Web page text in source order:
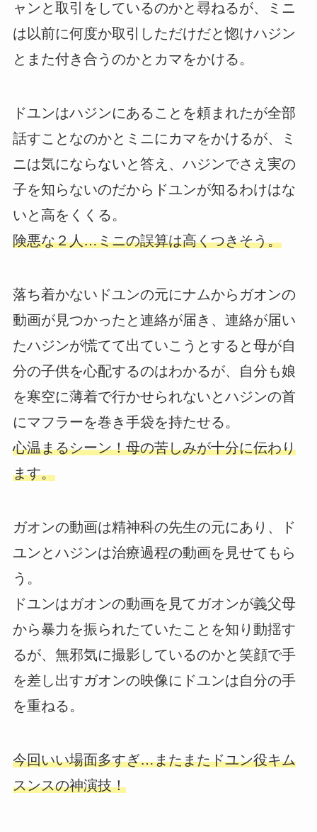
ャンと取引をしているのかと尋ねるが、ミニ
は以前に何度か取引しただけだと惚けハジン
とまた付き合うのかとカマをかける。
ドユンはハジンにあることを頼まれたが全部
話すことなのかとミニにカマをかけるが、ミ
ニは気にならないと答え、ハジンでさえ実の
子を知らないのだからドユンが知るわけはな
いと高をくくる。
険悪な２人…ミニの誤算は高くつきそう。
落ち着かないドユンの元にナムからガオンの
動画が見つかったと連絡が届き、連絡が届い
たハジンが慌てて出ていこうとすると母が自
分の子供を心配するのはわかるが、自分も娘
を寒空に薄着で行かせられないとハジンの首
にマフラーを巻き手袋を持たせる。
心温まるシーン！母の苦しみが十分に伝わり
ます。
ガオンの動画は精神科の先生の元にあり、ド
ユンとハジンは治療過程の動画を見せてもら
う。
ドユンはガオンの動画を見てガオンが義父母
から暴力を振られたていたことを知り動揺す
るが、無邪気に撮影しているのかと笑顔で手
を差し出すガオンの映像にドユンは自分の手
を重ねる。
今回いい場面多すぎ…またまたドユン役キム
スンスの神演技！